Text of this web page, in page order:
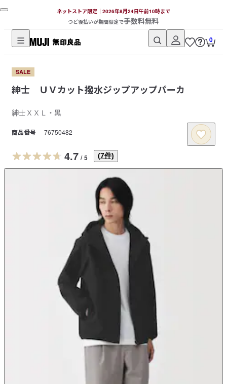
ネットストア限定｜2026年8月24日午前10時まで
つど後払いが期間限定で手数料無料
無
印
良
品
ッ
ト
ト
ア
0
SALE
紳士 ＵＶカット撥水ジップアップパーカ
紳士ＸＸＬ・黒
商品番号 76750482
4.7 / 5 (7件)